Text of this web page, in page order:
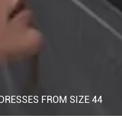
FROM SIZE 44